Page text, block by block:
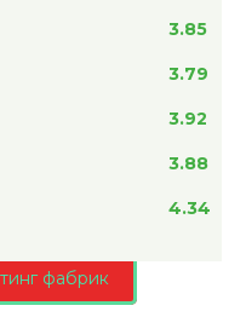
3.85
3.79
3.92
3.88
4.34
фабрик